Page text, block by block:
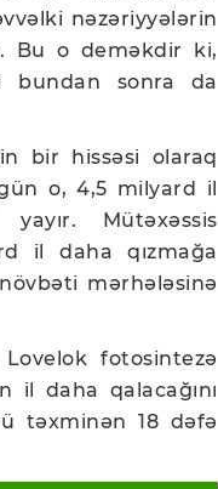
nəzəriyyələrin
Bu o deməkdir ki,
bundan sonra da
bir hissəsi olaraq
o, 4,5 milyard il
Mütəxəssis
il daha qızmağa
mərhələsinə
fotosintezə
il daha qalacağını
təxminən 18 dəfə